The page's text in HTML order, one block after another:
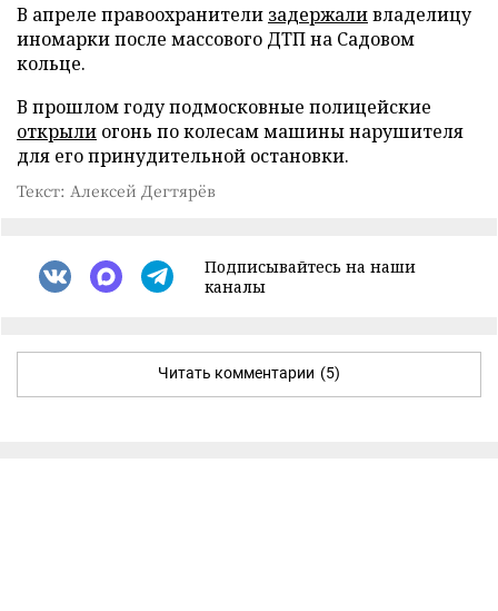
В апреле правоохранители задержаливладелицу
иномарки после массового ДТП на Садовом
кольце.
В прошлом году подмосковные полицейские
открыли огонь по колесам машины нарушителя
для его принудительной остановки.
Текст: Алексей Дегтярёв
Подписывайтесь на наши
каналы
Читать комментарии (5)